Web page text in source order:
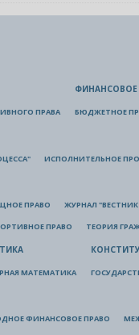
ПРАВА
ФИНАНСОВОЕ
БЮДЖЕТНОЕ
ИСПОЛНИТЕЛЬНОЕ
ПРАВО ЖУРНАЛ
ПРАВО ТЕОРИЯ
МАТЕМАТИКА
ФИНАНСОВОЕ ПРАВО